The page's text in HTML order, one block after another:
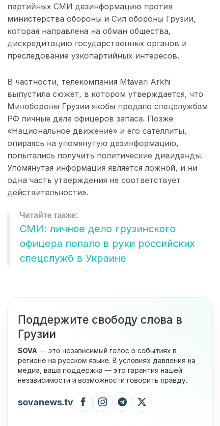
партийных СМИ дезинформацию против
министерства обороны и Сил обороны Грузии,
которая направлена ​​на обман общества,
дискредитацию государственных органов и
преследование узкопартийных интересов.
В частности, телекомпания Mtavari Arkhi
выпустила сюжет, в котором утверждается, что
Минобороны Грузии якобы продало спецслужбам
РФ личные дела офицеров запаса. Позже
«Национальное движение» и его сателлиты,
опираясь на упомянутую дезинформацию,
попытались получить политические дивиденды.
Упомянутая информация является ложной, и ни
одна часть утверждения не соответствует
действительности».
СМИ: личное дело грузинского
офицера попало в руки российских
спецслужб в Украине
Поддержите свободу слова в
Грузии
SOVA — это независимый голос о событиях в
регионе на русском языке. В условиях давления на
медиа, ваша поддержка — это гарантия нашей
независимости и возможности говорить правду.
sovanews.tv